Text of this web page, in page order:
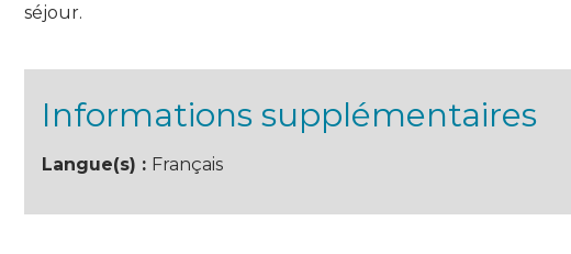
séjour.
Informations supplémentaires
Langue(s) : Français